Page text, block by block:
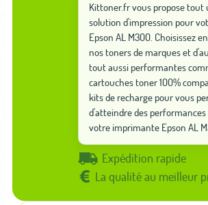
Kittoner.fr vous propose tout
solution d'impression pour
Epson AL M300. Choisissez
nos toners de marques et
tout aussi performantes
cartouches toner 100%
kits de recharge pour vous
d'atteindre des
votre imprimante Epson AL
Expédition rapide
La qualité au meilleur